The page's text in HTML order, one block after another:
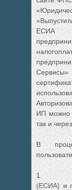
ЕСИА и
Сервисы»
ИП можно
так и
В
1.
(ЕСИА) и